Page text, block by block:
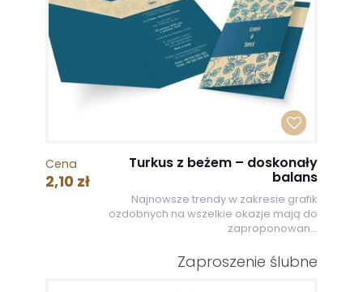
Cena
2,10 zł
Turkus z beżem – doskonały
balans
Najnowsze trendy w zakresie grafik
ozdobnych na wszelkie okazje mają do
zaproponowan...
Zaproszenie ślubne